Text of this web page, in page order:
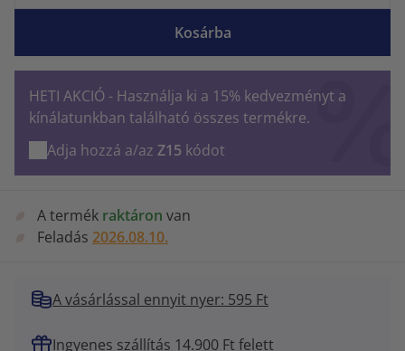
Kosárba
HETI AKCIÓ - Használja ki a 15% kedvezményt a
kínálatunkban található összes termékre.
Adja hozzá a/az Z15 kódot
A termék raktáron van
Feladás 2026.08.10.
A vásárlással ennyit nyer: 595 Ft
Ingyenes szállítás 14.900 Ft felett